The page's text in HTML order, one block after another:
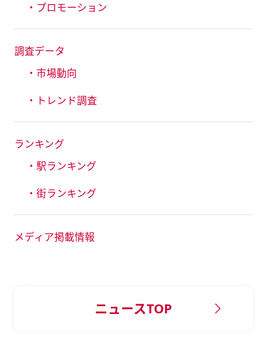
・プロモーション
調査データ
・市場動向
・トレンド調査
ランキング
・駅ランキング
・街ランキング
メディア掲載情報
ニュースTOP